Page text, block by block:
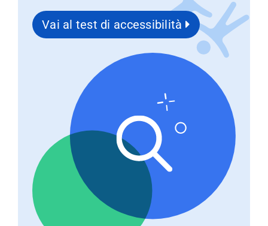
Vai al test di accessibilità